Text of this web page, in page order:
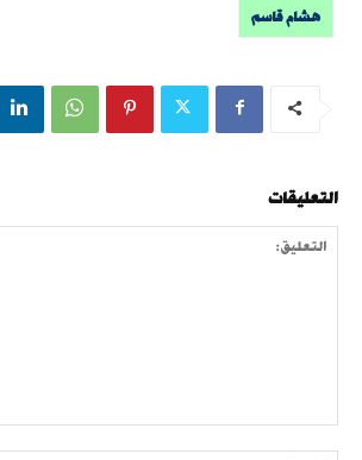
هشام قاسم
التعليقات